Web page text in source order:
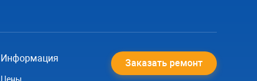
Информация Заказать ремонт